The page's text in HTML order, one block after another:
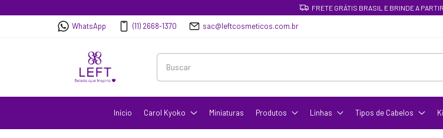
FRETE GRÁTIS BRASIL E BRINDE A
WhatsApp (11) 2668-1370 sac@leftcosmeticos.com.br
Início Carol Kyoko Miniaturas Produtos Linhas Tipos de Cabelos